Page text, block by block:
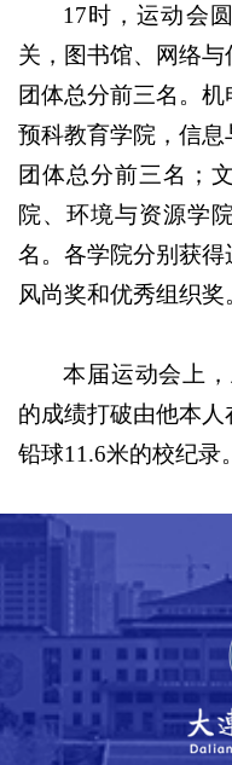
17时，运动会
关，图书馆、网络
团体总分前三名。机
预科教育学院，信
团体总分前三名；
院、环境与资源学
名。各学院分别获
风尚奖和优秀组织奖
本届运动会上
的成绩打破由他本
铅球11.6米的校纪录。